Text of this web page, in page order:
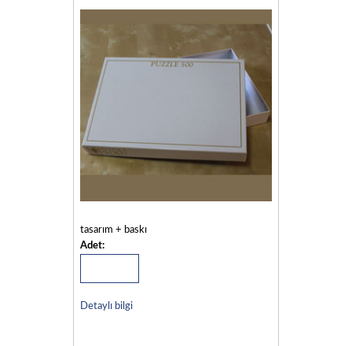
tasarım + baskı
Adet:
Detaylı bilgi